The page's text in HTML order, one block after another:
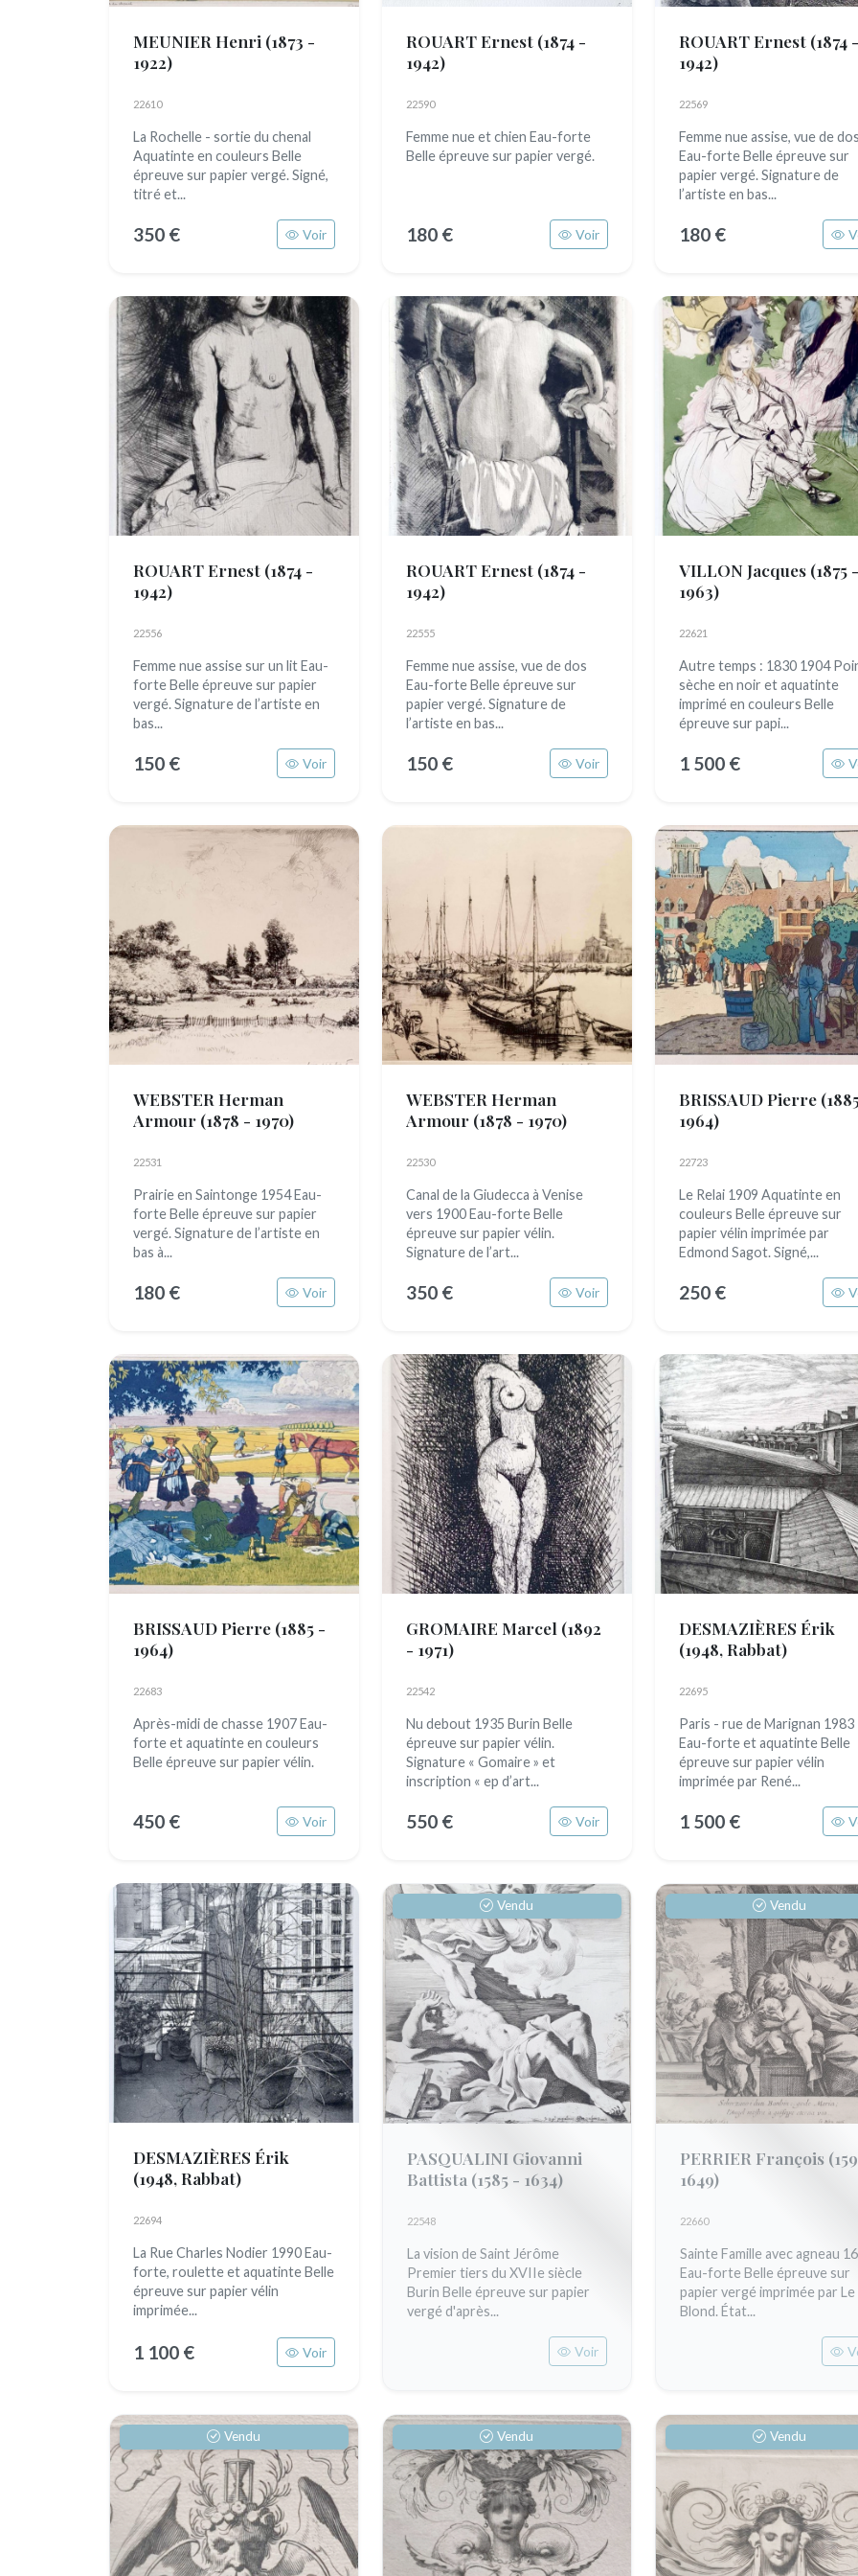
MEUNIER Henri (1873 -
1922)
22610
La Rochelle - sortie du chenal
Aquatinte en couleurs Belle
épreuve sur papier vergé. Signé,
titré et...
350 € Voir
ROUART Ernest (1874 -
1942)
22590
Femme nue et chien Eau-forte
Belle épreuve sur papier vergé.
180 € Voir
ROUART Ernest (1874 -
1942)
22569
Femme nue assise, vue de
Eau-forte Belle épreuve sur
papier vergé. Signature de
l’artiste en bas...
180 €
ROUART Ernest (1874 -
1942)
22556
Femme nue assise sur un lit Eau-
forte Belle épreuve sur papier
vergé. Signature de l’artiste en
bas...
150 € Voir
ROUART Ernest (1874 -
1942)
22555
Femme nue assise, vue de dos
Eau-forte Belle épreuve sur
papier vergé. Signature de
l’artiste en bas...
150 € Voir
VILLON Jacques (1875 -
1963)
22621
Autre temps : 1830 1904
sèche en noir et aquatinte
imprimé en couleurs Belle
épreuve sur papi...
1 500 €
WEBSTER Herman
Armour (1878 - 1970)
22531
Prairie en Saintonge 1954 Eau-
forte Belle épreuve sur papier
vergé. Signature de l’artiste en
bas à...
180 € Voir
WEBSTER Herman
Armour (1878 - 1970)
22530
Canal de la Giudecca à Venise
vers 1900 Eau-forte Belle
épreuve sur papier vélin.
Signature de l’art...
350 € Voir
BRISSAUD Pierre
1964)
22723
Le Relai 1909 Aquatinte en
couleurs Belle épreuve sur
papier vélin imprimée par
Edmond Sagot. Signé,...
250 €
BRISSAUD Pierre (1885 -
1964)
22683
Après-midi de chasse 1907 Eau-
forte et aquatinte en couleurs
Belle épreuve sur papier vélin.
450 € Voir
GROMAIRE Marcel (1892
- 1971)
22542
Nu debout 1935 Burin Belle
épreuve sur papier vélin.
Signature « Gomaire » et
inscription « ep d’art...
550 € Voir
DESMAZIÈRES Érik
(1948, Rabbat)
22695
Paris - rue de Marignan 1983
Eau-forte et aquatinte Belle
épreuve sur papier vélin
imprimée par René...
1 500 €
DESMAZIÈRES Érik
(1948, Rabbat)
22694
La Rue Charles Nodier 1990 Eau-
forte, roulette et aquatinte Belle
épreuve sur papier vélin
imprimée...
1 100 € Voir
Vendu
PASQUALINI Giovanni
Battista (1585 - 1634)
22548
La vision de Saint Jérôme
Premier tiers du XVIIe siècle
Burin Belle épreuve sur papier
vergé d'après...
Voir
Vendu
PERRIER François
1649)
22660
Sainte Famille avec agneau
Eau-forte Belle épreuve sur
papier vergé imprimée par Le
Blond. État...
Vendu Vendu Vendu